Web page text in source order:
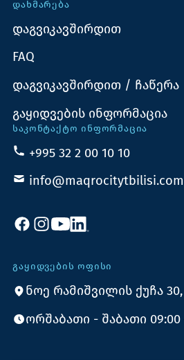
ᲓᲐᲮᲛᲐᲠᲔᲑᲐ
დაგვიკავშირდით
FAQ
დაგვიკავშირდით / ჩაწერა
გაყიდვების ინფორმაცია
ᲡᲐᲙᲝᲜᲢᲐᲥᲢᲝ ᲘᲜᲤᲝᲠᲛᲐᲪᲘᲐ
+995 32 2 00 10 10
info@maqrocitytbilisi.com
ᲒᲐᲧᲘᲓᲕᲔᲑᲘᲡ ᲝᲤᲘᲡᲘ
ნოე რამიშვილის ქუჩა
ორშაბათი - შაბათი 09:00